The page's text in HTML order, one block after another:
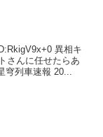
異相キ
さんに任せたらあ
列車速報 20...